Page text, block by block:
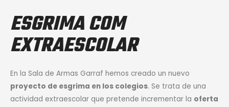
ESGRIMA COM
EXTRAESCOLAR
En la Sala de Armas Garraf hemos creado un nuevo
proyecto de esgrima en los colegios. Se trata de una
actividad extraescolar que pretende incrementar la oferta